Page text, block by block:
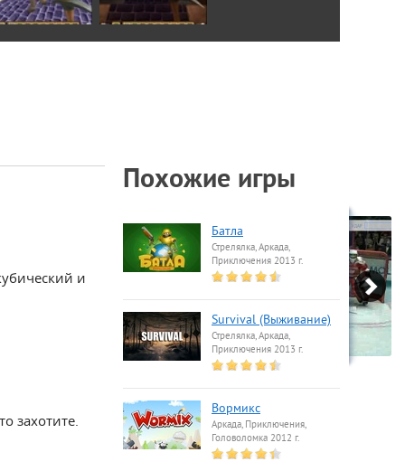
и
захотите.
Похожие игры
Батла
Стрелялка, Аркада,
Приключения 2013 г.
Survival (Выживание)
Стрелялка, Аркада,
Приключения 2013 г.
Вормикс
Аркада, Приключения,
Головоломка 2012 г.